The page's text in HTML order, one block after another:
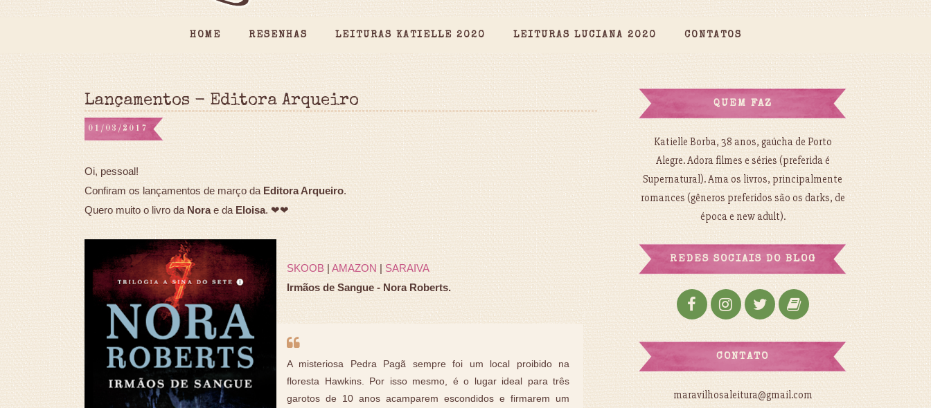
HOME RESENHAS LEITURAS KATIELLE 2020 LEITURAS LUCIANA 2020 CONTATOS
Lançamentos - Editora Arqueiro
01/03/2017
Oi, pessoal!
Confiram os lançamentos de março da Editora Arqueiro.
Quero muito o livro daNorae da Eloisa. ❤❤
SKOOB | AMAZON|SARAIVA
Irmãos de Sangue - Nora Roberts.
A misteriosa Pedra Pagã sempre foi um local proibido na
floresta Hawkins. Por isso mesmo, é o lugar ideal para três
garotos de 10 anos acamparem escondidos e firmarem um
QUEM FAZ
Katielle Borba, 38 anos, gaúcha de Porto
Alegre. Adora filmes e séries (preferida é
Supernatural). Ama os livros, principalmente
romances (gêneros preferidos são os darks, de
época e new adult).
REDES SOCIAIS DO BLOG
CONTATO
maravilhosaleitura@gmail.com